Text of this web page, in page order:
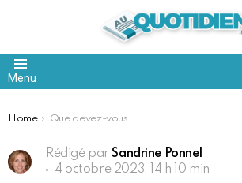
Menu
You are here:
Home Que devez-vous savoir sur le modèle BMW Série 1 ?
Rédigé par Sandrine Ponnel
4 octobre 2023, 14 h 10 min